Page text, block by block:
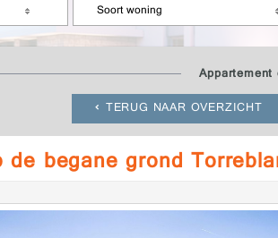
Soort woning
TERUG NAAR OVERZICHT
de begane grond